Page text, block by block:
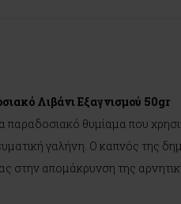
Λιβάνι Εξαγνισμού 50gr
παραδοσιακό θυμίαμα που
γαλήνη. Ο καπνός της
στην απομάκρυνση της